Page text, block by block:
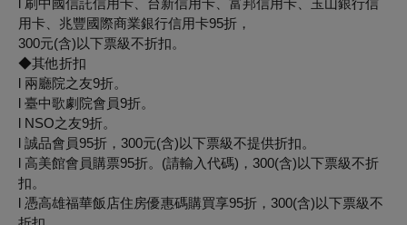
l 刷中國信託信用卡、台新信用卡、富邦信用卡、玉山銀行信
用卡、兆豐國際商業銀行信用卡95折，
300元(含)以下票級不折扣。
◆其他折扣
l 兩廳院之友9折。
l 臺中歌劇院會員9折。
l NSO之友9折。
l 誠品會員95折，300元(含)以下票級不提供折扣。
l 高美館會員購票95折。(請輸入代碼)，300(含)以下票級不折
扣。
l 憑高雄福華飯店住房優惠碼購買享95折，300(含)以下票級不